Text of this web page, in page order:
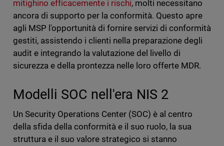
mitighino efficacemente i rischi, molti necessitano
ancora di supporto per la conformità. Questo apre
agli MSP l'opportunità di fornire servizi di conformità
gestiti, assistendo i clienti nella preparazione degli
audit e integrando la valutazione del livello di
sicurezza e della prontezza nelle loro offerte MDR.
Modelli SOC nell'era NIS 2
Un Security Operations Center (SOC) è al centro
della sfida della conformità e il suo ruolo, la sua
struttura e il suo valore strategico si stanno